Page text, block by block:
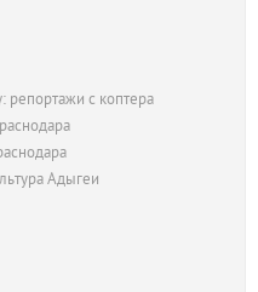
репортажи с коптера
Адыгеи